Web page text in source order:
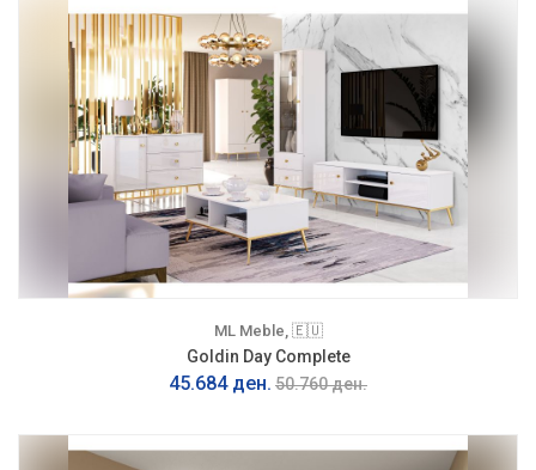
ML Meble, 🇪🇺
Goldin Day Complete
45.684 ден. 50.760 ден.